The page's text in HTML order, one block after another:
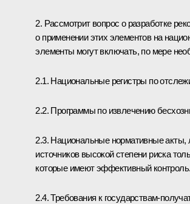
2. Рассмотрит вопрос о разработке
о применении этих элементов на
элементы могут включать, по мере
2.1. Национальные регистры по
2.2. Программы по извлечению
2.3. Национальные нормативные акты,
источников высокой степени риска
которые имеют эффективный контроль.
2.4. Требования к государствам-